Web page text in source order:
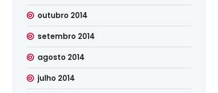
outubro 2014
setembro 2014
agosto 2014
julho 2014